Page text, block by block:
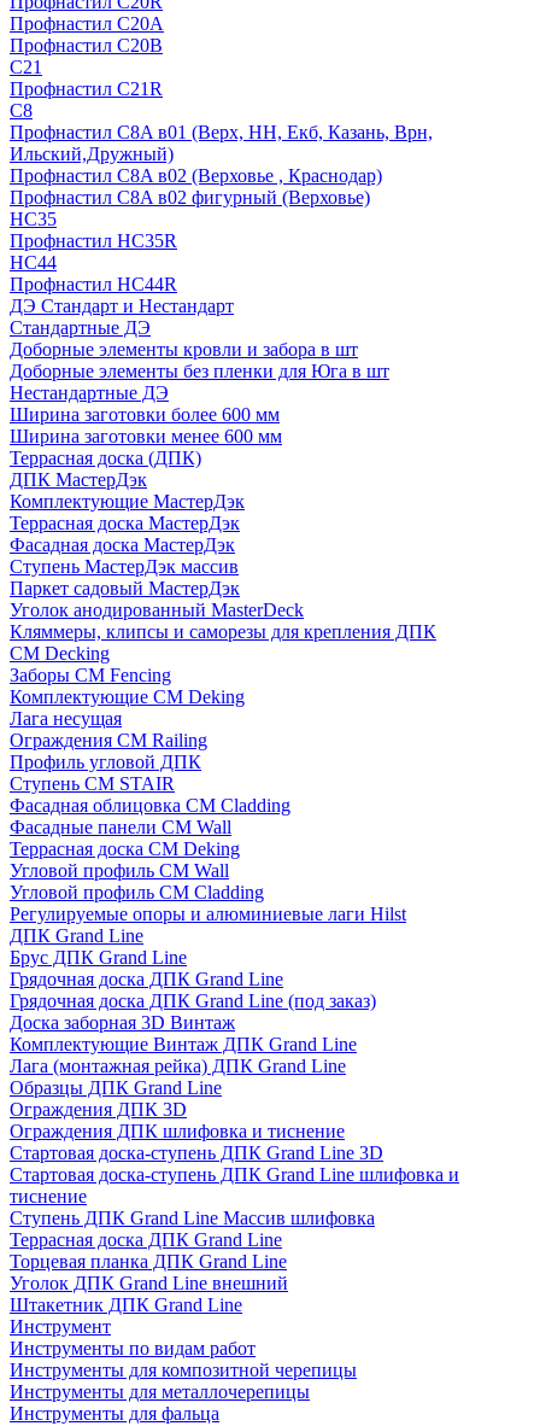
Профнастил С20А
Профнастил С20В
C21
Профнастил С21R
C8
Профнастил С8A в01 (Верх, НН, Екб, Казань, Врн,
Ильский,Дружный)
Профнастил С8A в02 (Верховье , Краснодар)
Профнастил С8A в02 фигурный (Верховье)
HС35
Профнастил HC35R
НС44
Профнастил НС44R
ДЭ Стандарт и Нестандарт
Стандартные ДЭ
Доборные элементы кровли и забора в шт
Доборные элементы без пленки для Юга в шт
Нестандартные ДЭ
Ширина заготовки более 600 мм
Ширина заготовки менее 600 мм
Террасная доска (ДПК)
ДПК МастерДэк
Комплектующие МастерДэк
Террасная доска МастерДэк
Фасадная доска МастерДэк
Ступень МастерДэк массив
Паркет садовый МастерДэк
Уголок анодированный MasterDeck
Кляммеры, клипсы и саморезы для крепления ДПК
CM Decking
Заборы CM Fencing
Комплектующие CM Deking
Лага несущая
Ограждения CM Railing
Профиль угловой ДПК
Ступень CM STAIR
Фасадная облицовка CM Cladding
Фасадные панели CM Wall
Террасная доска CM Deking
Угловой профиль CM Wall
Угловой профиль CM Cladding
Регулируемые опоры и алюминиевые лаги Hilst
ДПК Grand Line
Брус ДПК Grand Line
Грядочная доска ДПК Grand Line
Грядочная доска ДПК Grand Line (под заказ)
Доска заборная 3D Винтаж
Комплектующие Винтаж ДПК Grand Line
Лага (монтажная рейка) ДПК Grand Line
Образцы ДПК Grand Line
Ограждения ДПК 3D
Ограждения ДПК шлифовка и тиснение
Стартовая доска-ступень ДПК Grand Line 3D
Стартовая доска-ступень ДПК Grand Line шлифовка и
тиснение
Ступень ДПК Grand Line Массив шлифовка
Террасная доска ДПК Grand Line
Торцевая планка ДПК Grand Line
Уголок ДПК Grand Line внешний
Штакетник ДПК Grand Line
Инструмент
Инструменты по видам работ
Инструменты для композитной черепицы
Инструменты для металлочерепицы
Инструменты для фальца